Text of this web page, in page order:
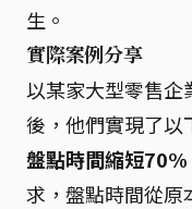
生。
實際案例分享
以某家大型零售企
後，他們實現了以
盤點時間縮短70%
求，盤點時間從原